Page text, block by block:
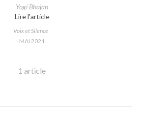
Yogi Bhajan
Lire l'article
Voix et Silence
MAI 2021
1 article